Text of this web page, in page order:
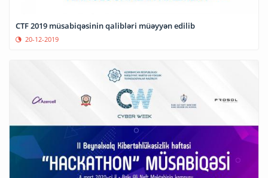
CTF 2019 müsabiqəsinin qalibləri müəyyən edilib
20-12-2019